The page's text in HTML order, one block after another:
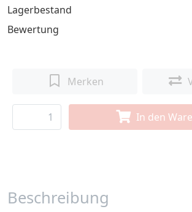
Lagerbestand
Bewertung
Merken
In den
Beschreibung